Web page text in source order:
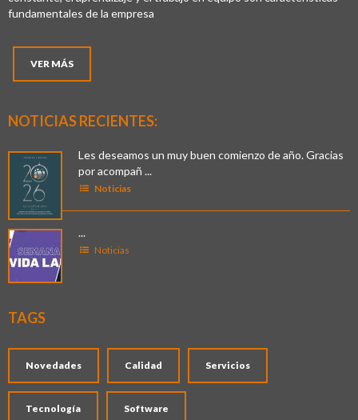
fundamentales de la empresa
VER MÁS
NOTICIAS RECIENTES:
Les deseamos un muy buen comienzo de año. Gracias
por acompañ ...
Noticias
...
Noticias
TAGS
Novedades Calidad Servicios
Tecnología Software